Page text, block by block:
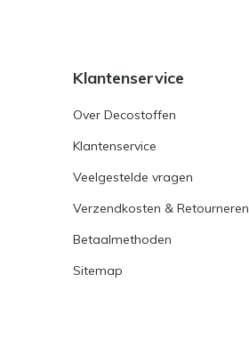
Klantenservice
Over Decostoffen
Klantenservice
Veelgestelde vragen
Verzendkosten & Retourneren
Betaalmethoden
Sitemap